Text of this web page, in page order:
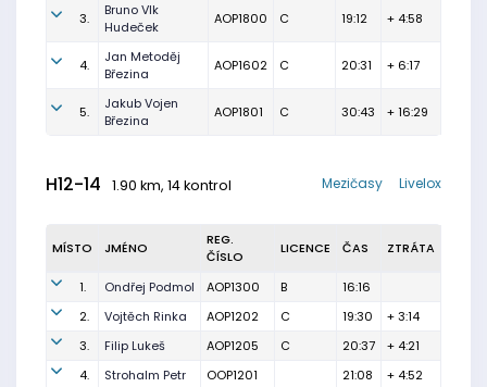
3.
Bruno Vlk
Hudeček
AOP1800 C 19:12 + 4:58
4.
Jan Metoděj
Březina
AOP1602 C 20:31 + 6:17
5.
Jakub Vojen
Březina
AOP1801 C 30:43 + 16:29
H12-14 1.90 km, 14 kontrol Livelox
Mezičasy
MÍSTO JMÉNO
REG.
ČÍSLO
LICENCE ČAS ZTRÁTA
1. Ondřej Podmol AOP1300 B
16:16
2.
Vojtěch Rinka AOP1202 C 19:30
+ 3:14
3.
Filip Lukeš AOP1205 C 20:37
+ 4:21
4.
Strohalm Petr OOP1201 21:08
+ 4:52